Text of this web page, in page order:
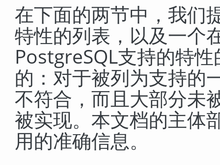
在下面的两节中，我们
特性的列表，以及一个
PostgreSQL支持的特
的：对于被列为支持的
不符合，而且大部分未
被实现。本文档的主体
用的准确信息。